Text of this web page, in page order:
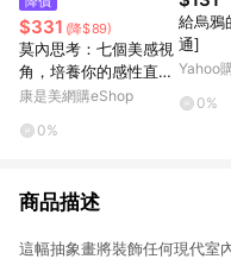
$331 (降$89)
莫內思考：七個美感視
角，培養你的感性直覺
力
康是美網購eShop
0%
給烏鴉
通]
Yahoo
0%
商品描述
這幅抽象畫將裝飾任何現代室